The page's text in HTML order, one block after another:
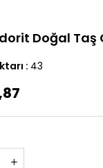
Doğal Taş
: 43